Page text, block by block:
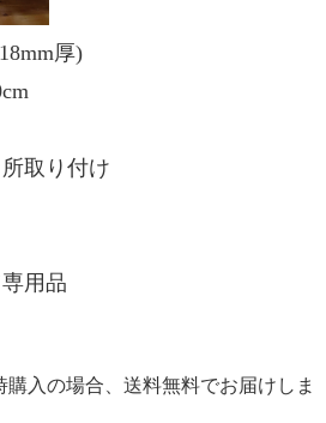
厚)
取り付け
用品
入の場合、送料無料でお届けしま